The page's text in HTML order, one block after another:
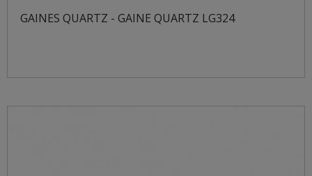
GAINES QUARTZ - GAINE QUARTZ LG324